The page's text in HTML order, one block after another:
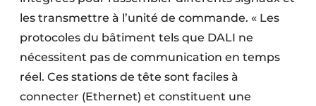
les transmettre à l’unité de commande. « Les
protocoles du bâtiment tels que DALI ne
nécessitent pas de communication en temps
réel. Ces stations de tête sont faciles à
connecter (Ethernet) et constituent une